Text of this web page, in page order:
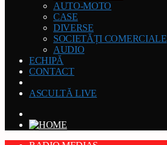
AUTO-MOTO
CASE
DIVERSE
SOCIETĂȚI COMERCIALE
AUDIO
ECHIPĂ
CONTACT
ASCULTĂ LIVE